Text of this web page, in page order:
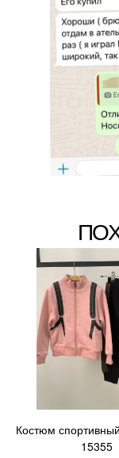
Костюм
15355